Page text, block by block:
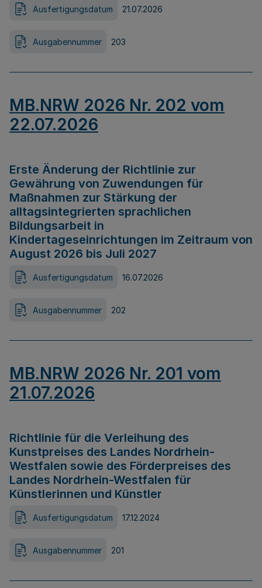
Ausfertigungsdatum 21.07.2026
Ausgabennummer 203
MB.NRW 2026 Nr. 202 vom
22.07.2026
Erste Änderung der Richtlinie zur
Gewährung von Zuwendungen für
Maßnahmen zur Stärkung der
alltagsintegrierten sprachlichen
Bildungsarbeit in
Kindertageseinrichtungen im Zeitraum von
August 2026 bis Juli 2027
Ausfertigungsdatum 16.07.2026
Ausgabennummer 202
MB.NRW 2026 Nr. 201 vom
21.07.2026
Richtlinie für die Verleihung des
Kunstpreises des Landes Nordrhein-
Westfalen sowie des Förderpreises des
Landes Nordrhein-Westfalen für
Künstlerinnen und Künstler
Ausfertigungsdatum 17.12.2024
Ausgabennummer 201